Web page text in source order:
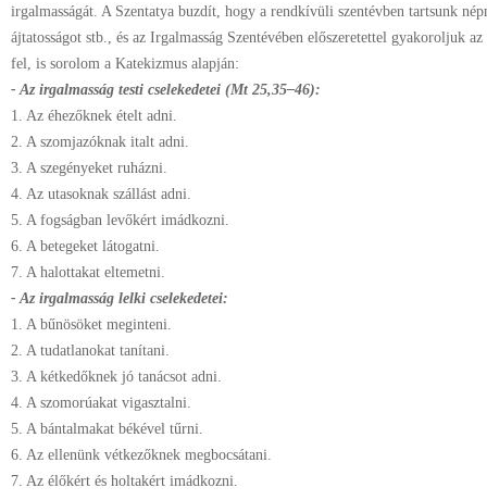
irgalmasságát. A Szentatya buzdít, hogy a rendkívüli szentévben tartsunk
ájtatosságot stb., és az Irgalmasság Szentévében előszeretettel gyakoroljuk
fel, is sorolom a Katekizmus alapján:
- Az irgalmasság testi cselekedetei (Mt 25,35–46):
1. Az éhezőknek ételt adni.
2. A szomjazóknak italt adni.
3. A szegényeket ruházni.
4. Az utasoknak szállást adni.
5. A fogságban levőkért imádkozni.
6. A betegeket látogatni.
7. A halottakat eltemetni.
- Az irgalmasság lelki cselekedetei:
1. A bűnösöket meginteni.
2. A tudatlanokat tanítani.
3. A kétkedőknek jó tanácsot adni.
4. A szomorúakat vigasztalni.
5. A bántalmakat békével tűrni.
6. Az ellenünk vétkezőknek megbocsátani.
7. Az élőkért és holtakért imádkozni.